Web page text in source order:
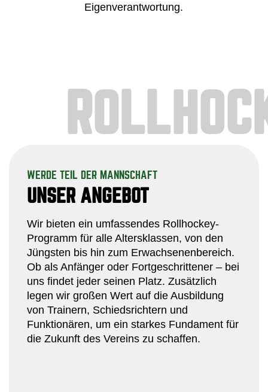
Eigenverantwortung.
WERDE TEIL DER MANNSCHAFT
UNSER ANGEBOT
Wir bieten ein umfassendes Rollhockey-
Programm für alle Altersklassen, von den
Jüngsten bis hin zum Erwachsenenbereich.
Ob als Anfänger oder Fortgeschrittener – bei
uns findet jeder seinen Platz. Zusätzlich
legen wir großen Wert auf die Ausbildung
von Trainern, Schiedsrichtern und
Funktionären, um ein starkes Fundament für
die Zukunft des Vereins zu schaffen.